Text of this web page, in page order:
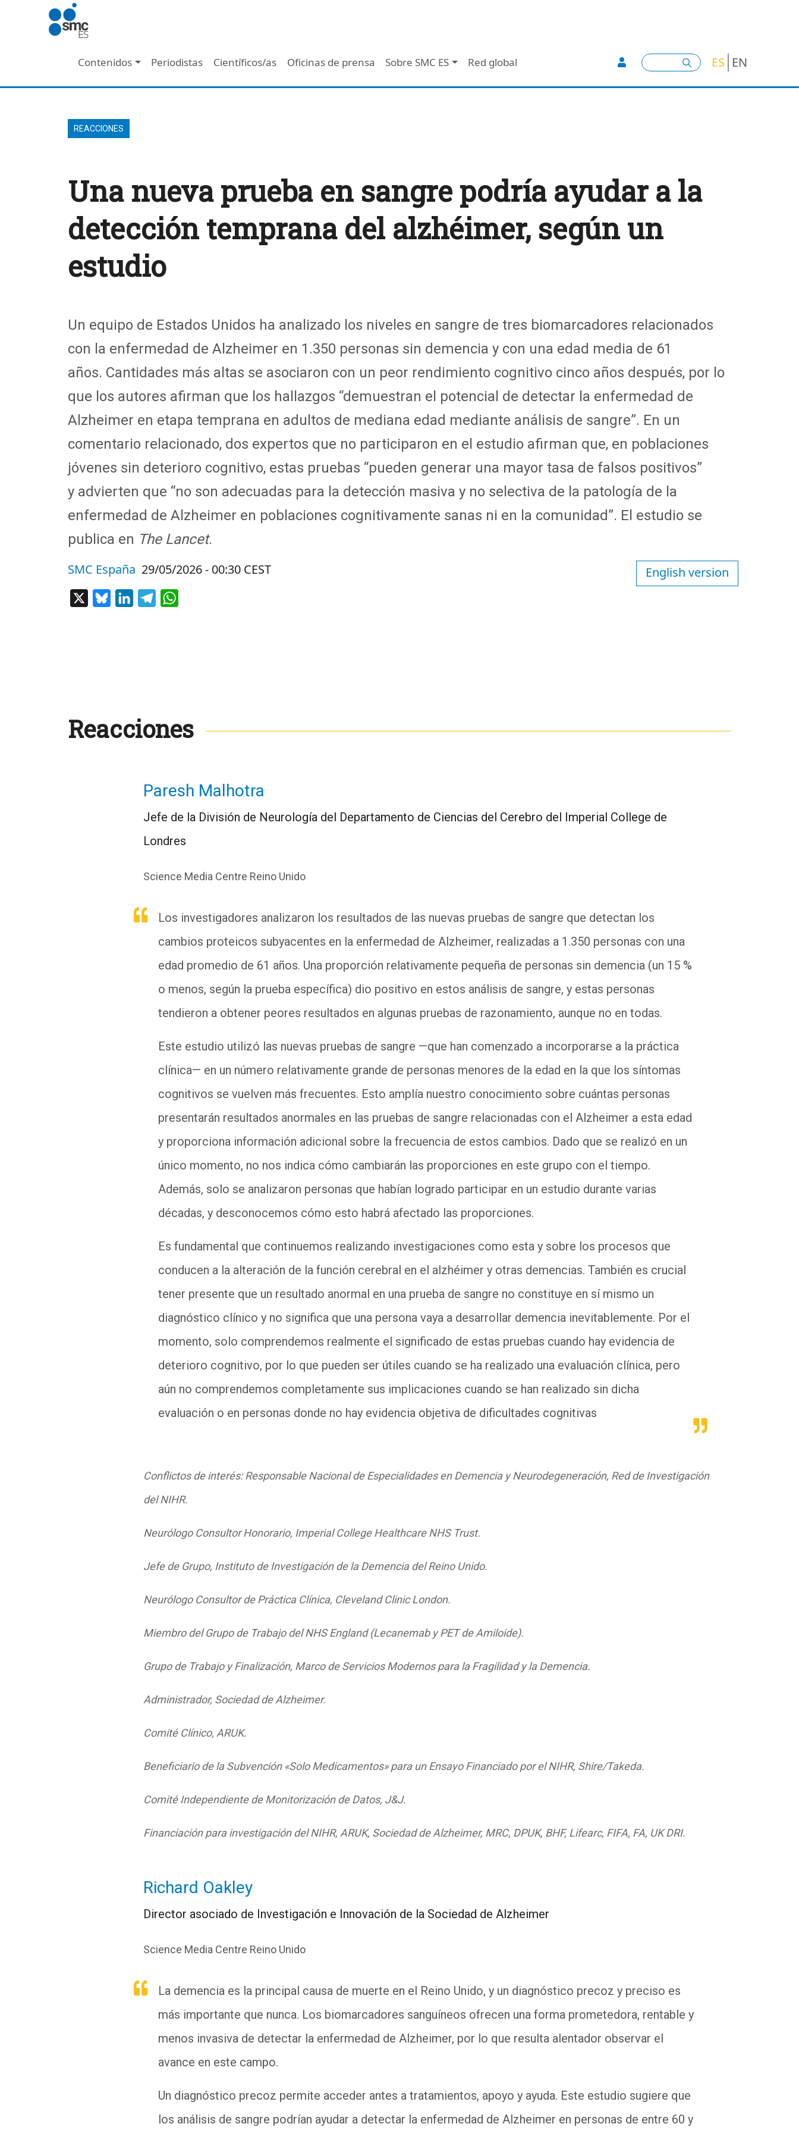
Pasar al contenido principal
Navegación principal - Header
Contenidos Periodistas Científicos/as Oficinas de prensa Sobre SMC ES Red global User account menu
Buscar ES EN
REACCIONES
Una nueva prueba en sangre podría ayudar a la
detección temprana del alzhéimer, según un
estudio
Un equipo de Estados Unidos ha analizado los niveles en sangre de tres biomarcadores relacionados
con la enfermedad de Alzheimer en 1.350 personas sin demencia y con una edad media de 61
años. Cantidades más altas se asociaron con un peor rendimiento cognitivo cinco años después, por lo
que los autores afirman que los hallazgos “demuestran el potencial de detectar la enfermedad de
Alzheimer en etapa temprana en adultos de mediana edad mediante análisis de sangre”. En un
comentario relacionado, dos expertos que no participaron en el estudio afirman que, en poblaciones
jóvenes sin deterioro cognitivo, estas pruebas “pueden generar una mayor tasa de falsos positivos”
y advierten que “no son adecuadas para la detección masiva y no selectiva de la patología de la
enfermedad de Alzheimer en poblaciones cognitivamente sanas ni en la comunidad”. El estudio se
publica en The Lancet.
SMC España 29/05/2026 - 00:30 CEST
BlueskyLinkedInTelegram
English version
Reacciones
Paresh Malhotra
Jefe de la División de Neurología del Departamento de Ciencias del Cerebro del Imperial College de
Londres
Science Media Centre Reino Unido
Los investigadores analizaron los resultados de las nuevas pruebas de sangre que detectan los
cambios proteicos subyacentes en la enfermedad de Alzheimer, realizadas a 1.350 personas con una
edad promedio de 61 años. Una proporción relativamente pequeña de personas sin demencia (un 15 %
o menos, según la prueba específica) dio positivo en estos análisis de sangre, y estas personas
tendieron a obtener peores resultados en algunas pruebas de razonamiento, aunque no en todas.
Este estudio utilizó las nuevas pruebas de sangre —que han comenzado a incorporarse a la práctica
clínica— en un número relativamente grande de personas menores de la edad en la que los síntomas
cognitivos se vuelven más frecuentes. Esto amplía nuestro conocimiento sobre cuántas personas
presentarán resultados anormales en las pruebas de sangre relacionadas con el Alzheimer a esta edad
y proporciona información adicional sobre la frecuencia de estos cambios. Dado que se realizó en un
único momento, no nos indica cómo cambiarán las proporciones en este grupo con el tiempo.
Además, solo se analizaron personas que habían logrado participar en un estudio durante varias
décadas, y desconocemos cómo esto habrá afectado las proporciones.
Es fundamental que continuemos realizando investigaciones como esta y sobre los procesos que
conducen a la alteración de la función cerebral en el alzhéimer y otras demencias. También es crucial
tener presente que un resultado anormal en una prueba de sangre no constituye en sí mismo un
diagnóstico clínico y no significa que una persona vaya a desarrollar demencia inevitablemente. Por el
momento, solo comprendemos realmente el significado de estas pruebas cuando hay evidencia de
deterioro cognitivo, por lo que pueden ser útiles cuando se ha realizado una evaluación clínica, pero
aún no comprendemos completamente sus implicaciones cuando se han realizado sin dicha
evaluación o en personas donde no hay evidencia objetiva de dificultades cognitivas
Conflictos de interés: Responsable Nacional de Especialidades en Demencia y Neurodegeneración, Red de Investigación
del NIHR.
Neurólogo Consultor Honorario, Imperial College Healthcare NHS Trust.
Jefe de Grupo, Instituto de Investigación de la Demencia del Reino Unido.
Neurólogo Consultor de Práctica Clínica, Cleveland Clinic London.
Miembro del Grupo de Trabajo del NHS England (Lecanemab y PET de Amiloide).
Grupo de Trabajo y Finalización, Marco de Servicios Modernos para la Fragilidad y la Demencia.
Administrador, Sociedad de Alzheimer.
Comité Clínico, ARUK.
Beneficiario de la Subvención «Solo Medicamentos» para un Ensayo Financiado por el NIHR, Shire/Takeda.
Comité Independiente de Monitorización de Datos, J&J.
Financiación para investigación del NIHR, ARUK, Sociedad de Alzheimer, MRC, DPUK, BHF, Lifearc, FIFA, FA, UK DRI.
Richard Oakley
Director asociado de Investigación e Innovación de la Sociedad de Alzheimer
Science Media Centre Reino Unido
La demencia es la principal causa de muerte en el Reino Unido, y un diagnóstico precoz y preciso es
más importante que nunca. Los biomarcadores sanguíneos ofrecen una forma prometedora, rentable y
menos invasiva de detectar la enfermedad de Alzheimer, por lo que resulta alentador observar el
avance en este campo.
Un diagnóstico precoz permite acceder antes a tratamientos, apoyo y ayuda. Este estudio sugiere que
los análisis de sangre podrían ayudar a detectar la enfermedad de Alzheimer en personas de entre 60 y